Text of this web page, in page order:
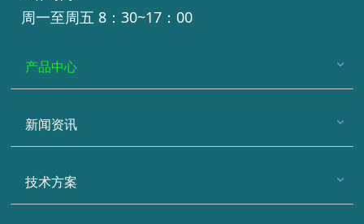
周一至周五 8：30~17：00
产品中心
新闻资讯
技术方案